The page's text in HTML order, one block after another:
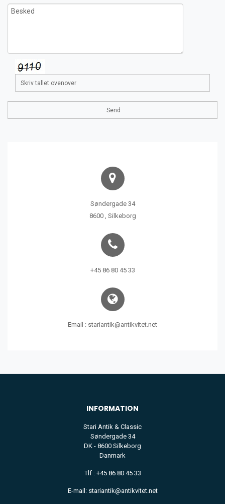
Søndergade 34
8600 , Silkeborg
+45 86 80 45 33
Email : stariantik@antikvitet.net
INFORMATION
Stari Antik & Classic
Søndergade 34
DK - 8600 Silkeborg
Danmark
Tlf : +45 86 80 45 33
E-mail: stariantik@antikvitet.net